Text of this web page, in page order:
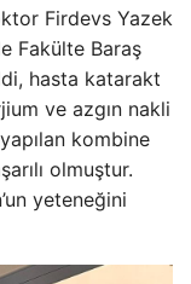
Firdevs Yazek
Fakülte Baraş
hasta katarakt
ve azgın nakli
kombine
olmuştur.
yeteneğini